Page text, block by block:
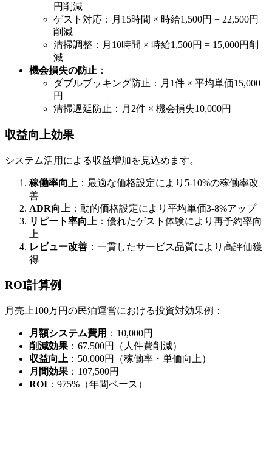
円削減
ゲスト対応：月15時間 × 時給1,500円 = 22,500円
削減
清掃調整：月10時間 × 時給1,500円 = 15,000円削
減
機会損失の防止 ：
ダブルブッキング防止：月1件 × 平均単価15,000
円
清掃遅延防止：月2件 × 機会損失10,000円
収益向上効果
システム活用による収益増加を見込めます。
稼働率向上 ：最適な価格設定により5-10%の稼働率改
善
ADR向上 ：動的価格設定により平均単価3-8%アップ
リピート率向上 ：優れたゲスト体験により再予約率向
上
レビュー改善 ：一貫したサービス品質により高評価獲
得
ROI計算例
月売上100万円の民泊運営における投資対効果例：
月額システム費用 ：10,000円
削減効果 ：67,500円（人件費削減）
収益向上 ：50,000円（稼働率・単価向上）
月間効果 ：107,500円
ROI ：975%（年間ベース）